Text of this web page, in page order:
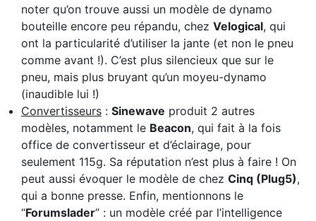
noter qu’on trouve aussi un modèle de dynamo
bouteille encore peu répandu, chez Velogical, qui
ont la particularité d’utiliser la jante (et non le pneu
comme avant !). C’est plus silencieux que sur le
pneu, mais plus bruyant qu’un moyeu-dynamo
(inaudible lui !)
Convertisseurs : Sinewave produit 2 autres
modèles, notamment le Beacon, qui fait à la fois
office de convertisseur et d’éclairage, pour
seulement 115g. Sa réputation n’est plus à faire ! On
peut aussi évoquer le modèle de chez Cinq (Plug5),
qui a bonne presse. Enfin, mentionnons le
“Forumslader” : un modèle créé par l’intelligence